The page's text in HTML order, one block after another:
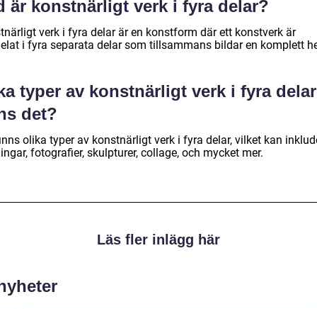
är konstnärligt verk i fyra delar?
verk i fyra delar är en konstform där ett konstverk är
i fyra separata delar som tillsammans bildar en komplett
typer av konstnärligt verk i fyra delar
det?
olika typer av konstnärligt verk i fyra delar, vilket kan
fotografier, skulpturer, collage, och mycket mer.
Läs fler inlägg här